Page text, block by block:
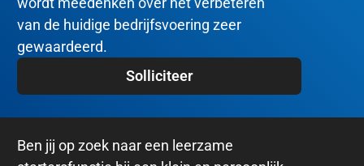
van de huidige bedrijfsvoering zeer
gewaardeerd.
Solliciteer
Ben jij op zoek naar een leerzame